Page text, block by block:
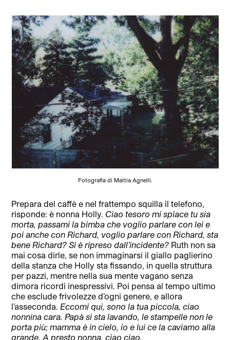
Fotografia di Mattia Agnelli.
Prepara del caffè e nel frattempo squilla il telefono,
risponde: è nonna Holly. Ciao tesoro mi spiace tu sia
morta, passami la bimba che voglio parlare con lei e
poi anche con Richard, voglio parlare con Richard, sta
bene Richard? Si è ripreso dall’incidente? Ruth non sa
mai cosa dirle, se non immaginarsi il giallo paglierino
della stanza che Holly sta fissando, in quella struttura
per pazzi, mentre nella sua mente vagano senza
dimora ricordi inespressivi. Poi pensa al tempo ultimo
che esclude frivolezze d’ogni genere, e allora
l’asseconda.Eccomi qui, sono la tua piccola, ciao
nonnina cara. Papà si sta lavando, le stampelle non le
porta più; mamma è in cielo, io e lui ce la caviamo alla
grande. A presto nonna, ciao ciao.